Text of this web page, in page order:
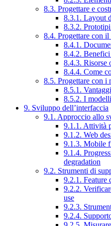
8.3. Progettare e
8.3.1. Layout
8.3.2.
8.4. Progettare con
8.4.1.
8.4.2. Benefici
8.4.3. Risorse
8.4.4. Come
8.5. Progettare con i
8.5.1.
8.5.2. I
9. Sviluppo dell’interfaccia
9.1. Approccio allo
9.1.1. Attività
9.1.2. Web
9.1.3. Mobile
9.1.4.
degradation
9.2. Strumenti di
9.2.1. Feature
9.2.2.
use
9.2.3.
9.2.4.